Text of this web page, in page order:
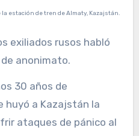
estación de tren de Almaty, Kazajstán.
exiliados rusos habló
anonimato.
30 años de
huyó a Kazajstán la
ataques de pánico al